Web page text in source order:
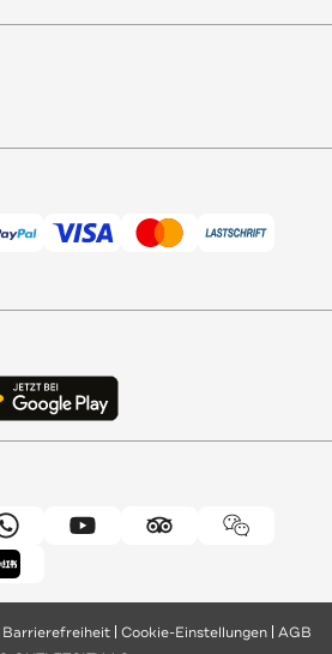
Barrierefreiheit Cookie-Einstellungen AGB